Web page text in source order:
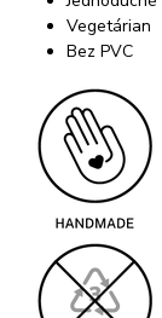
Vegetárian
Bez PVC